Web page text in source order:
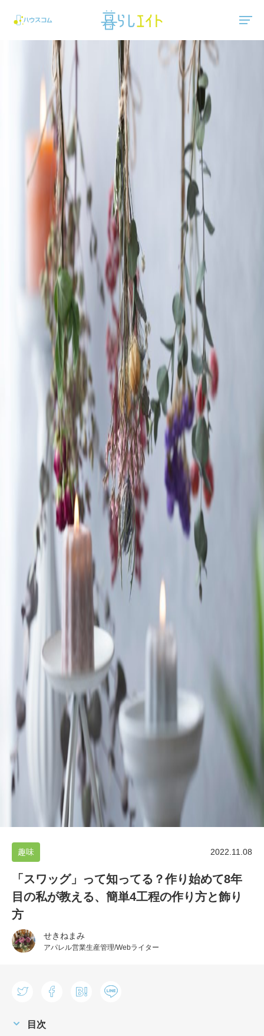
2022.11.08
趣味
「スワッグ」って知ってる？作り始めて8年
目の私が教える、簡単4工程の作り方と飾り
方
せきねまみ
アパレル営業生産管理/Webライター
目次